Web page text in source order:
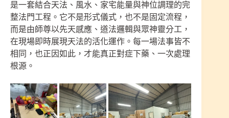
是一套結合天法、風水、家宅能量與神位調理的完
整法門工程。它不是形式儀式，也不是固定流程，
而是由師尊以先天感應、道法邏輯與眾神靈分工，
在現場即時展現天法的活化運作。每一場法事皆不
相同，也正因如此，才能真正對症下藥、一次處理
根源。